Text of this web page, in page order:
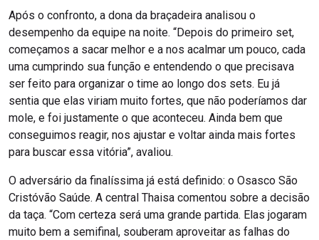
Após o confronto, a dona da braçadeira analisou o
desempenho da equipe na noite. “Depois do primeiro set,
começamos a sacar melhor e a nos acalmar um pouco, cada
uma cumprindo sua função e entendendo o que precisava
ser feito para organizar o time ao longo dos sets. Eu já
sentia que elas viriam muito fortes, que não poderíamos dar
mole, e foi justamente o que aconteceu. Ainda bem que
conseguimos reagir, nos ajustar e voltar ainda mais fortes
para buscar essa vitória”, avaliou.
O adversário da finalíssima já está definido: o Osasco São
Cristóvão Saúde. A central Thaisa comentou sobre a decisão
da taça. “Com certeza será uma grande partida. Elas jogaram
muito bem a semifinal, souberam aproveitar as falhas do